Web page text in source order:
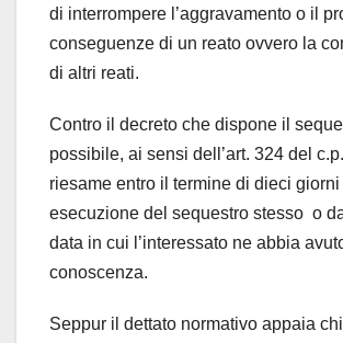
di interrompere l’aggravamento o il
conseguenze di un reato ovvero la
di altri reati.
Contro il decreto che dispone il
possibile, ai sensi dell’art. 324 del
riesame entro il termine di dieci
esecuzione del sequestro stesso o
data in cui l’interessato ne abbia
conoscenza.
Seppur il dettato normativo appaia